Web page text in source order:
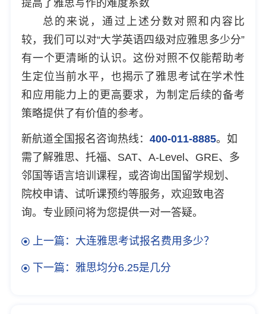
提高了雅思写作的难度系数
总的来说，通过上述分数对照和内容比
较，我们可以对“大学英语四级对应雅思多少分”
有一个更清晰的认识。这份对照不仅能帮助考
生定位当前水平，也揭示了雅思考试在学术性
和应用能力上的更高要求，为制定后续的备考
策略提供了有价值的参考。
新航道全国报名咨询热线： 400-011-8885。如
需了解雅思、托福、SAT、A-Level、GRE、多
邻国等语言培训课程，或咨询出国留学规划、
院校申请、试听课预约等服务，欢迎致电咨
询。专业顾问将为您提供一对一答疑。
上一篇：大连雅思考试报名费用多少？
下一篇：雅思均分6.25是几分